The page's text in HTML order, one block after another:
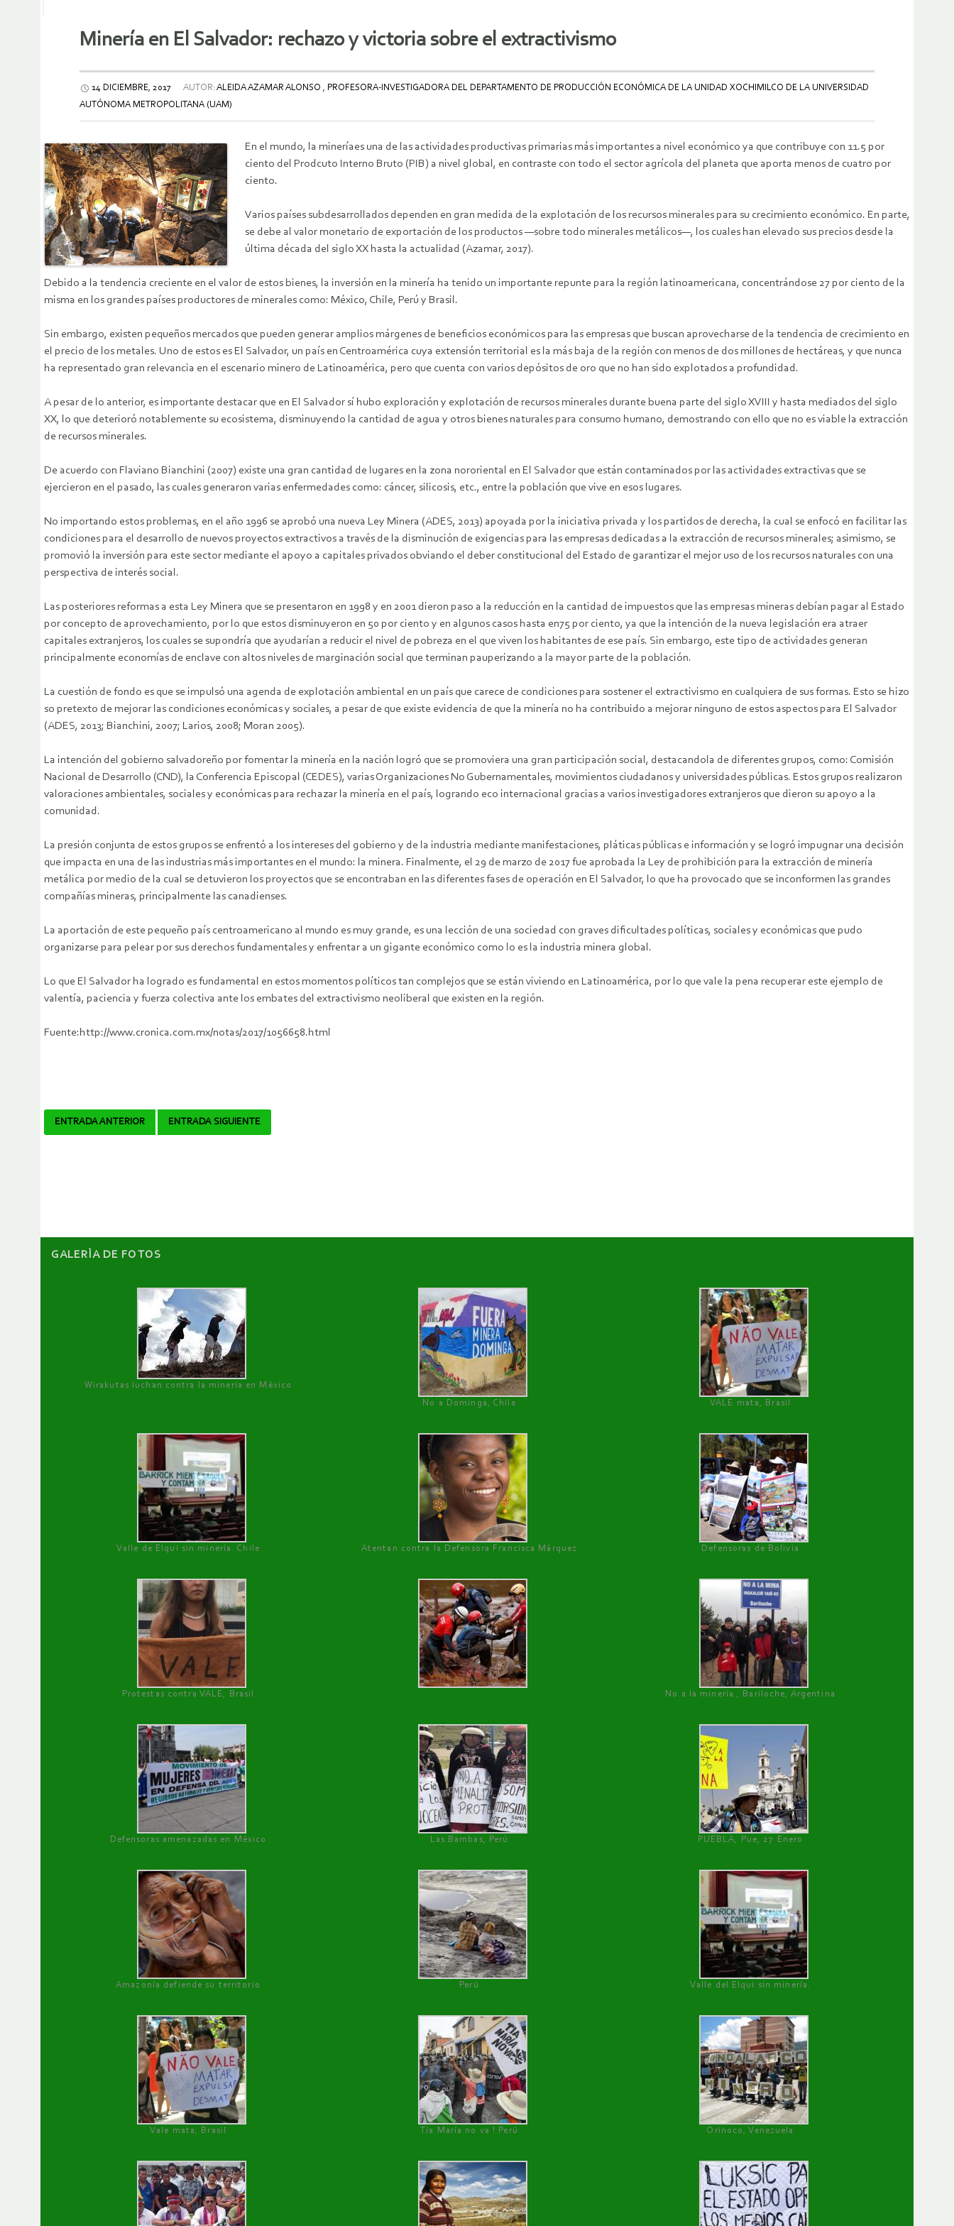
Minería en El Salvador: rechazo y victoria sobre el extractivismo
14 DICIEMBRE, 2017 AUTOR: ALEIDA AZAMAR ALONSO , PROFESORA-INVESTIGADORA DEL DEPARTAMENTO DE PRODUCCIÓN ECONÓMICA DE LA UNIDAD XOCHIMILCO DE LA UNIVERSIDAD
AUTÓNOMA METROPOLITANA (UAM)
En el mundo, la mineríaes una de las actividades productivas primarias más importantes a nivel económico ya que contribuye con 11.5 por
ciento del Prodcuto Interno Bruto (PIB) a nivel global, en contraste con todo el sector agrícola del planeta que aporta menos de cuatro por
ciento.
Varios países subdesarrollados dependen en gran medida de la explotación de los recursos minerales para su crecimiento económico. En parte,
se debe al valor monetario de exportación de los productos —sobre todo minerales metálicos—, los cuales han elevado sus precios desde la
última década del siglo XX hasta la actualidad (Azamar, 2017).
Debido a la tendencia creciente en el valor de estos bienes, la inversión en la minería ha tenido un importante repunte para la región latinoamericana, concentrándose 27 por ciento de la
misma en los grandes países productores de minerales como: México, Chile, Perú y Brasil.
Sin embargo, existen pequeños mercados que pueden generar amplios márgenes de beneficios económicos para las empresas que buscan aprovecharse de la tendencia de crecimiento en
el precio de los metales. Uno de estos es El Salvador, un país en Centroamérica cuya extensión territorial es la más baja de la región con menos de dos millones de hectáreas, y que nunca
ha representado gran relevancia en el escenario minero de Latinoamérica, pero que cuenta con varios depósitos de oro que no han sido explotados a profundidad.
A pesar de lo anterior, es importante destacar que en El Salvador sí hubo exploración y explotación de recursos minerales durante buena parte del siglo XVIII y hasta mediados del siglo
XX, lo que deterioró notablemente su ecosistema, disminuyendo la cantidad de agua y otros bienes naturales para consumo humano, demostrando con ello que no es viable la extracción
de recursos minerales.
De acuerdo con Flaviano Bianchini (2007) existe una gran cantidad de lugares en la zona nororiental en El Salvador que están contaminados por las actividades extractivas que se
ejercieron en el pasado, las cuales generaron varias enfermedades como: cáncer, silicosis, etc., entre la población que vive en esos lugares.
No importando estos problemas, en el año 1996 se aprobó una nueva Ley Minera (ADES, 2013) apoyada por la iniciativa privada y los partidos de derecha, la cual se enfocó en facilitar las
condiciones para el desarrollo de nuevos proyectos extractivos a través de la disminución de exigencias para las empresas dedicadas a la extracción de recursos minerales; asimismo, se
promovió la inversión para este sector mediante el apoyo a capitales privados obviando el deber constitucional del Estado de garantizar el mejor uso de los recursos naturales con una
perspectiva de interés social.
Las posteriores reformas a esta Ley Minera que se presentaron en 1998 y en 2001 dieron paso a la reducción en la cantidad de impuestos que las empresas mineras debían pagar al Estado
por concepto de aprovechamiento, por lo que estos disminuyeron en 50 por ciento y en algunos casos hasta en75 por ciento, ya que la intención de la nueva legislación era atraer
capitales extranjeros, los cuales se supondría que ayudarían a reducir el nivel de pobreza en el que viven los habitantes de ese país. Sin embargo, este tipo de actividades generan
principalmente economías de enclave con altos niveles de marginación social que terminan pauperizando a la mayor parte de la población.
La cuestión de fondo es que se impulsó una agenda de explotación ambiental en un país que carece de condiciones para sostener el extractivismo en cualquiera de sus formas. Esto se hizo
so pretexto de mejorar las condiciones económicas y sociales, a pesar de que existe evidencia de que la minería no ha contribuido a mejorar ninguno de estos aspectos para El Salvador
(ADES, 2013; Bianchini, 2007; Larios, 2008; Moran 2005).
La intención del gobierno salvadoreño por fomentar la minería en la nación logró que se promoviera una gran participación social, destacandola de diferentes grupos, como: Comisión
Nacional de Desarrollo (CND), la Conferencia Episcopal (CEDES), varias Organizaciones No Gubernamentales, movimientos ciudadanos y universidades públicas. Estos grupos realizaron
valoraciones ambientales, sociales y económicas para rechazar la minería en el país, logrando eco internacional gracias a varios investigadores extranjeros que dieron su apoyo a la
comunidad.
La presión conjunta de estos grupos se enfrentó a los intereses del gobierno y de la industria mediante manifestaciones, pláticas públicas e información y se logró impugnar una decisión
que impacta en una de las industrias más importantes en el mundo: la minera. Finalmente, el 29 de marzo de 2017 fue aprobada la Ley de prohibición para la extracción de minería
metálica por medio de la cual se detuvieron los proyectos que se encontraban en las diferentes fases de operación en El Salvador, lo que ha provocado que se inconformen las grandes
compañías mineras, principalmente las canadienses.
La aportación de este pequeño país centroamericano al mundo es muy grande, es una lección de una sociedad con graves dificultades políticas, sociales y económicas que pudo
organizarse para pelear por sus derechos fundamentales y enfrentar a un gigante económico como lo es la industria minera global.
Lo que El Salvador ha logrado es fundamental en estos momentos políticos tan complejos que se están viviendo en Latinoamérica, por lo que vale la pena recuperar este ejemplo de
valentía, paciencia y fuerza colectiva ante los embates del extractivismo neoliberal que existen en la región.
Fuente:http://www.cronica.com.mx/notas/2017/1056658.html
Navegador
ENTRADA ANTERIOR ENTRADA SIGUIENTE
GALERÌA DE FOTOS
Wirakutas luchan contra la minería en México
No a Dominga, Chile
VALE mata, Brasil
Valle de Elqui sin minería. Chile Atentan contra la Defensora Francisca Márquez Defensoras de Bolivia
Protestas contra VALE, Brasil No a la minería , Bariloche, Argentina
Defensoras amenazadas en México Las Bambas, Perú PUEBLA, Pue, 27 Enero
Amazonía defiende su territorio Perú Valle del Elqui sin minería.
Vale mata, Brasil Tía María no va ! Perú Orinoco, Venezuela